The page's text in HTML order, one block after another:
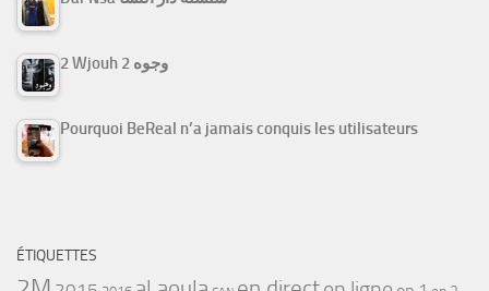
2 Wjouh 2 وجوه
Pourquoi BeReal n’a jamais conquis les utilisateurs
ÉTIQUETTES